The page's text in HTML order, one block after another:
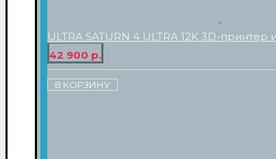
ULTRA SATURN 4 ULTRA 12K 3D-
42 900 р.
В КОРЗИНУ